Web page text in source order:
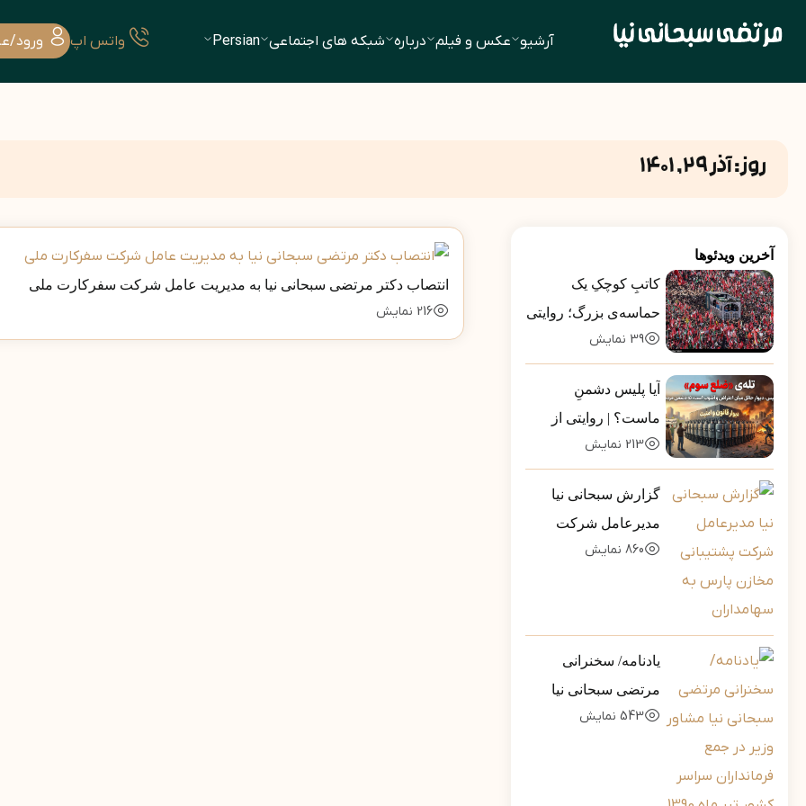
آرشیو عکس و فیلم درباره شبکه های اجتماعی Persian واتس اپ ورود/
روز:آذر 29, 1401
آخرین ویدئوها
کاتبِ کوچکِ یک
حماسه‌ی بزرگ؛ روایتی
از بارِ سنگینِ کلمات در
39 نمایش
آیا پلیس دشمنِ
ماست؟ | روایتی از
تله‌ی خطرناکِ «ضلع
213 نمایش
گزارش سبحانی نیا
مدیرعامل شرکت
پشتیبانی مخازن پارس
860 نمایش
یادنامه/ سخنرانی
مرتضی سبحانی نیا
مشاور وزیر در جمع
543 نمایش
انتصاب دکتر مرتضی سبحانی نیا به مدیریت عامل شرکت سفرکارت ملی
216 نمایش